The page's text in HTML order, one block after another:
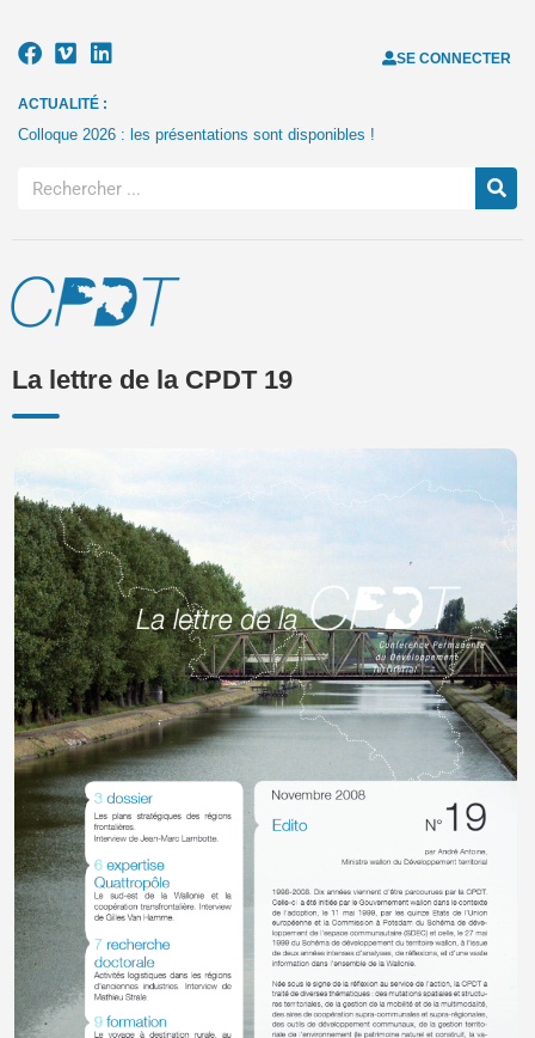
SE CONNECTER
ACTUALITÉ :
Colloque 2026 : les présentations sont disponibles !
La lettre de la CPDT 19